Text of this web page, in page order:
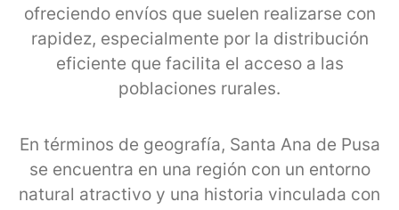
ofreciendo envíos que suelen realizarse con
rapidez, especialmente por la distribución
eficiente que facilita el acceso a las
poblaciones rurales.
En términos de geografía, Santa Ana de Pusa
se encuentra en una región con un entorno
natural atractivo y una historia vinculada con